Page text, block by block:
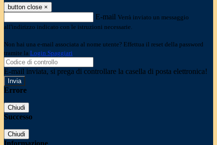
button close ×
E-mail Verrà inviato un messaggio
all'indirizzo indicato con le istruzioni necessarie.
Non hai una e-mail associata al nome utente? Effettua il reset della password
tramite la Login Spaggiari
E-mail inviata, si prega di controllare la casella di posta elettronica!
Errore
Chiudi
Successo
Chiudi